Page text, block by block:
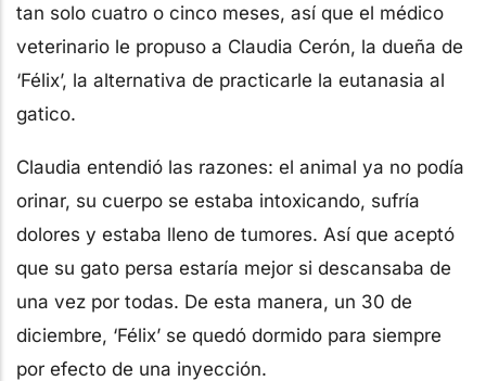
tan solo cuatro o cinco meses, así que el médico
veterinario le propuso a Claudia Cerón, la dueña de
‘Félix’, la alternativa de practicarle la eutanasia al
gatico.
Claudia entendió las razones: el animal ya no podía
orinar, su cuerpo se estaba intoxicando, sufría
dolores y estaba lleno de tumores. Así que aceptó
que su gato persa estaría mejor si descansaba de
una vez por todas. De esta manera, un 30 de
diciembre, ‘Félix’ se quedó dormido para siempre
por efecto de una inyección.